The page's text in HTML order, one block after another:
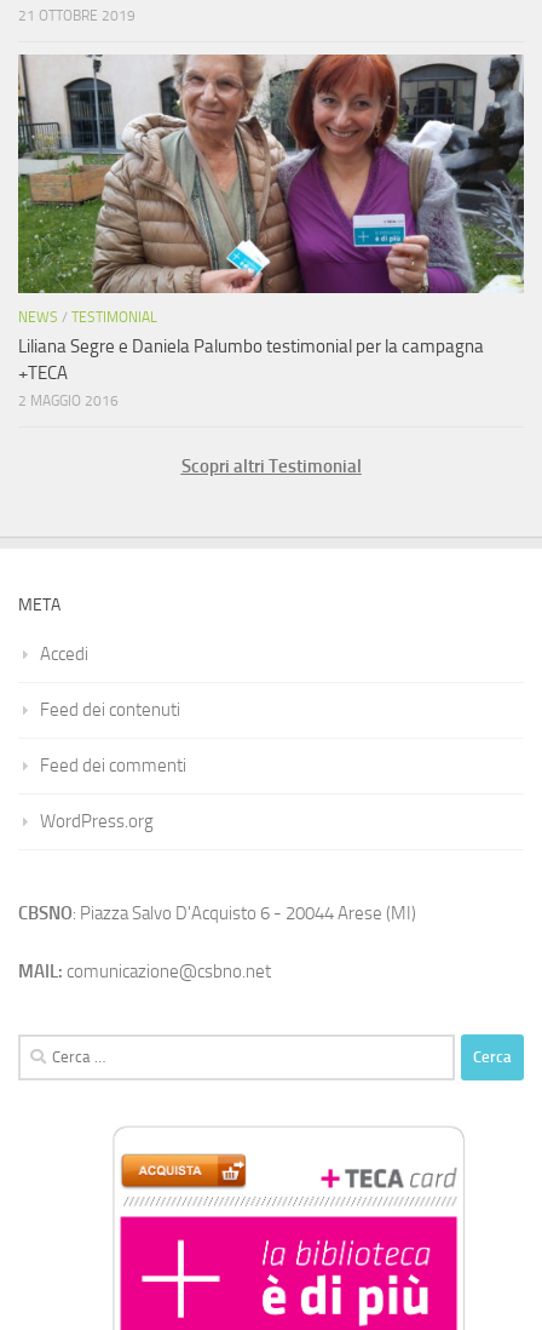
21 OTTOBRE 2019
NEWS / TESTIMONIAL
Liliana Segre e Daniela Palumbo testimonial per la campagna
+TECA
2 MAGGIO 2016
Scopri altri Testimonial
META
Accedi
Feed dei contenuti
Feed dei commenti
WordPress.org
CBSNO: Piazza Salvo D'Acquisto 6 - 20044 Arese (MI)
MAIL: comunicazione@csbno.net
Ricerca
per: